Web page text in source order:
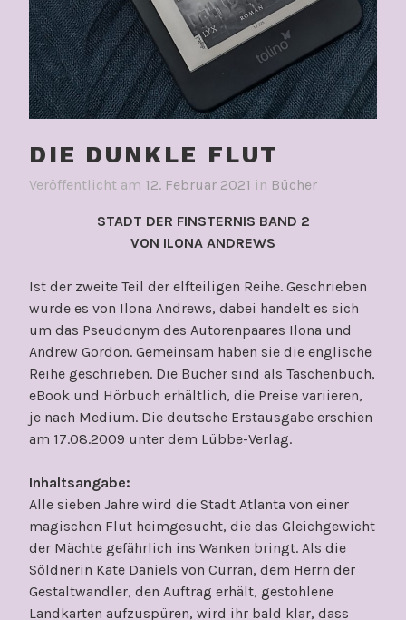
DIE DUNKLE FLUT
Veröffentlicht am 12. Februar 2021 in Bücher
STADT DER FINSTERNIS BAND 2
VON ILONA ANDREWS
Ist der zweite Teil der elfteiligen Reihe. Geschrieben
wurde es von Ilona Andrews, dabei handelt es sich
um das Pseudonym des Autorenpaares Ilona und
Andrew Gordon. Gemeinsam haben sie die englische
Reihe geschrieben. Die Bücher sind als Taschenbuch,
eBook und Hörbuch erhältlich, die Preise variieren,
je nach Medium. Die deutsche Erstausgabe erschien
am 17.08.2009 unter dem Lübbe-Verlag.
Inhaltsangabe:
Alle sieben Jahre wird die Stadt Atlanta von einer
magischen Flut heimgesucht, die das Gleichgewicht
der Mächte gefährlich ins Wanken bringt. Als die
Söldnerin Kate Daniels von Curran, dem Herrn der
Gestaltwandler, den Auftrag erhält, gestohlene
Landkarten aufzuspüren, wird ihr bald klar, dass